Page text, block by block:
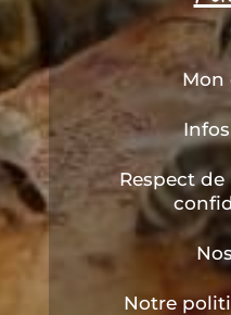
Mon
Respect
Notre